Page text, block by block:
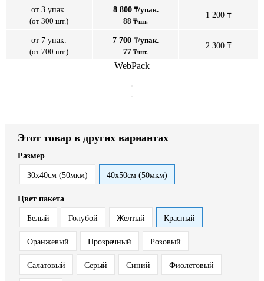
от 3 упак.
(от 300 шт.)
8 800₸/упак.
88 ₸/шт.
1 200 ₸
от 7 упак.
(от 700 шт.)
7 700 ₸/упак.
77 ₸/шт.
2 300 ₸
WebPack
Этот товар в других вариантах
Размер
30x40см (50мкм) 40x50см (50мкм)
Цвет пакета
Белый Голубой Желтый Красный
Оранжевый Прозрачный Розовый
Салатовый Серый Синий Фиолетовый